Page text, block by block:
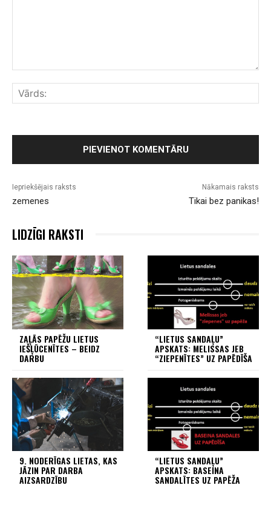
Iepriekšējais raksts
zemenes
Nākamais raksts
Tikai bez panikas!
LIDZĪGI RAKSTI
ZAĻĀS PAPĒŽU LIETUS
IEŠĻŪCENĪTES – BEIDZ
DARBU
“LIETUS SANDAĻU”
APSKATS: MELISSAS JEB
“ZIEPENĪTES” UZ PAPĒDĪŠA
9. NODERĪGAS LIETAS, KAS
JĀZIN PAR DARBA
AIZSARDZĪBU
“LIETUS SANDAĻU”
APSKATS: BASEINA
SANDALĪTES UZ PAPĒŽA